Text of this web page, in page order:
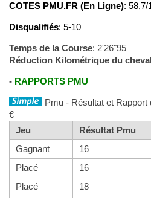
COTES PMU.FR (En Ligne): 58,7/
Disqualifiés: 5-10
Temps de la Course: 2'26"95
Réduction Kilométrique du
- RAPPORTS PMU
Pmu - Résultat et
€
Jeu
Résultat Pmu
Gagnant
16
Placé
16
Placé
18